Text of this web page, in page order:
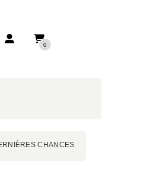
0
CHANCES